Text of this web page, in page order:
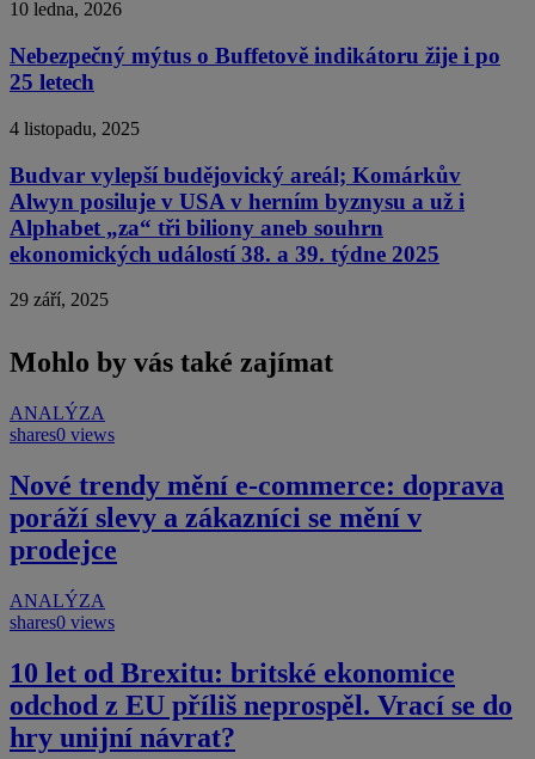
10 ledna, 2026
Nebezpečný mýtus o Buffetově indikátoru žije i po
25 letech
4 listopadu, 2025
Budvar vylepší budějovický areál; Komárkův
Alwyn posiluje v USA v herním byznysu a už i
Alphabet „za“ tři biliony aneb souhrn
ekonomických událostí 38. a 39. týdne 2025
29 září, 2025
Mohlo by vás také zajímat
ANALÝZA
shares0 views
Nové trendy mění e-commerce: doprava
poráží slevy a zákazníci se mění v
prodejce
ANALÝZA
shares0 views
10 let od Brexitu: britské ekonomice
odchod z EU příliš neprospěl. Vrací se do
hry unijní návrat?